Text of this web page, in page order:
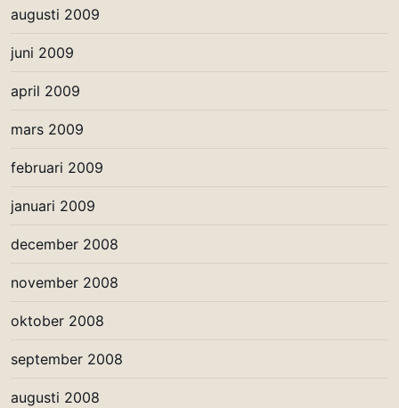
augusti 2009
juni 2009
april 2009
mars 2009
februari 2009
januari 2009
december 2008
november 2008
oktober 2008
september 2008
augusti 2008